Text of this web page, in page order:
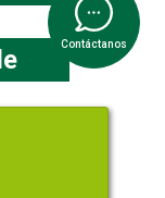
Contáctanos